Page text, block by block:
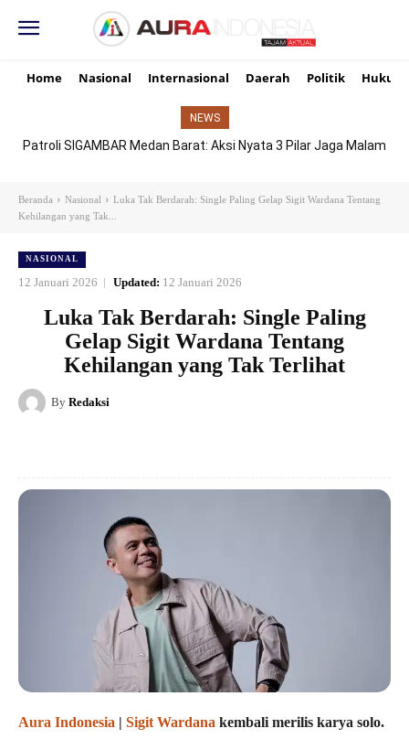
Home Nasional Internasional Daerah Politik Hukum
NEWS
Patroli SIGAMBAR Medan Barat: Aksi Nyata 3 Pilar Jaga Malam
Beranda Nasional
Luka Tak Berdarah: Single Paling Gelap Sigit Wardana Tentang
Kehilangan yang Tak...
NASIONAL
12 Januari 2026 Updated: 12 Januari 2026
Luka Tak Berdarah: Single Paling
Gelap Sigit Wardana Tentang
Kehilangan yang Tak Terlihat
By Redaksi
Aura Indonesia | Sigit Wardana kembali merilis karya solo.